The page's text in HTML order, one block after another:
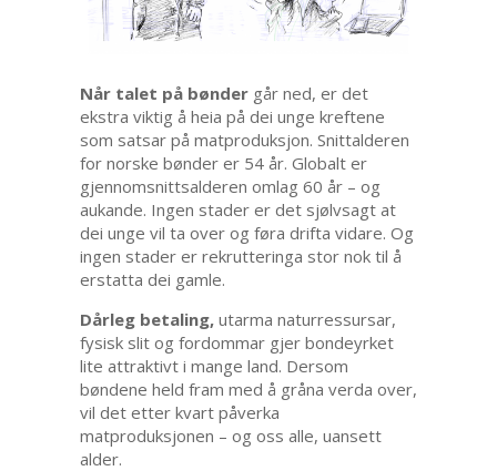
Når talet på bøndergår ned, er det
ekstra viktig å heia på dei unge kreftene
som satsar på matproduksjon. Snittalderen
for norske bønder er 54 år. Globalt er
gjennomsnittsalderen omlag 60 år – og
aukande. Ingen stader er det sjølvsagt at
dei unge vil ta over og føra drifta vidare. Og
ingen stader er rekrutteringa stor nok til å
erstatta dei gamle.
Dårleg betaling,utarma naturressursar,
fysisk slit og fordommar gjer bondeyrket
lite attraktivt i mange land. Dersom
bøndene held fram med å gråna verda over,
vil det etter kvart påverka
matproduksjonen – og oss alle, uansett
alder.